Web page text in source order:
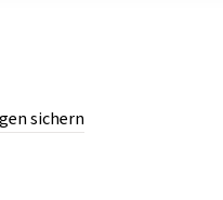
sichern